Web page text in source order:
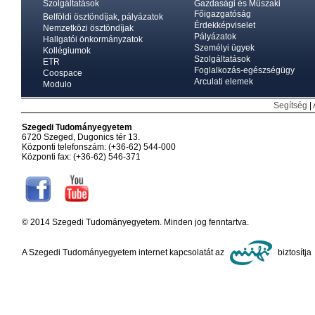
Szolgáltatások
Belföldi ösztöndíjak, pályázatok
Nemzetközi ösztöndíjak
Hallgatói önkormányzatok
Kollégiumok
ETR
Coospace
Modulo
Gazdasági és Műszaki
Főigazgatóság
Érdekképviselet
Pályázatok
Személyi ügyek
Szolgáltatások
Foglalkozás-egészségügy
Arculati elemek
Segítség
Szegedi Tudományegyetem
6720 Szeged, Dugonics tér 13.
Központi telefonszám: (+36-62) 544-000
Központi fax: (+36-62) 546-371
© 2014 Szegedi Tudományegyetem. Minden jog fenntartva.
A Szegedi Tudományegyetem internet kapcsolatát az biztosítja